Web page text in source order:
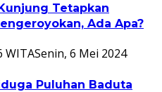
Tetapkan
Ada Apa?
WITASenin, 6 Mei 2024
Puluhan Baduta